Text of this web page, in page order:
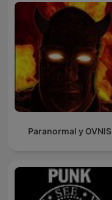
Paranormal y OVNIS